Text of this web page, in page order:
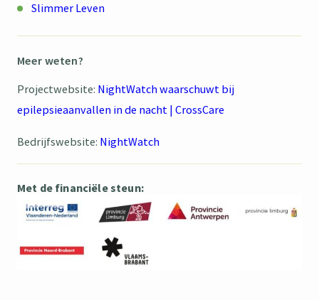
Slimmer Leven
Meer weten?
Projectwebsite: NightWatch waarschuwt bij
epilepsieaanvallen in de nacht | CrossCare
Bedrijfswebsite: NightWatch
Met de financiële steun: